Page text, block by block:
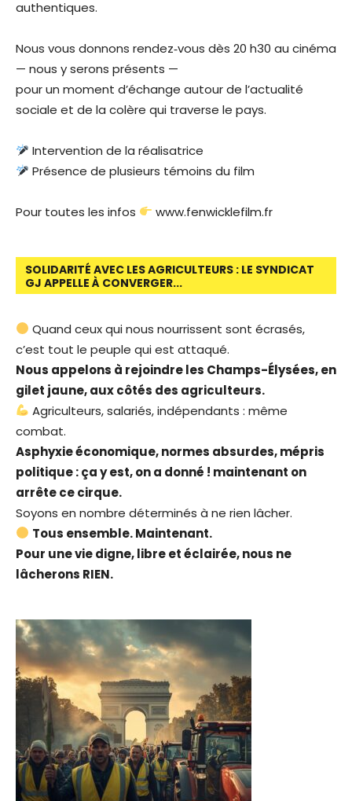
authentiques.
Nous vous donnons rendez‑vous dès 20 h30 au cinéma
— nous y serons présents —
pour un moment d’échange autour de l’actualité
sociale et de la colère qui traverse le pays.
Intervention de la réalisatrice
Présence de plusieurs témoins du film
Pour toutes les infos www.fenwicklefilm.fr
SOLIDARITÉ AVEC LES AGRICULTEURS : LE SYNDICAT
GJ APPELLE À CONVERGER...
Quand ceux qui nous nourrissent sont écrasés,
c’est tout le peuple qui est attaqué.
Nous appelons à rejoindre les Champs-Élysées, en
gilet jaune, aux côtés des agriculteurs.
Agriculteurs, salariés, indépendants : même
combat.
Asphyxie économique, normes absurdes, mépris
politique : ça y est, on a donné ! maintenant on
arrête ce cirque.
Soyons en nombre déterminés à ne rien lâcher.
Tous ensemble. Maintenant.
Pour une vie digne, libre et éclairée, nous ne
lâcherons RIEN.